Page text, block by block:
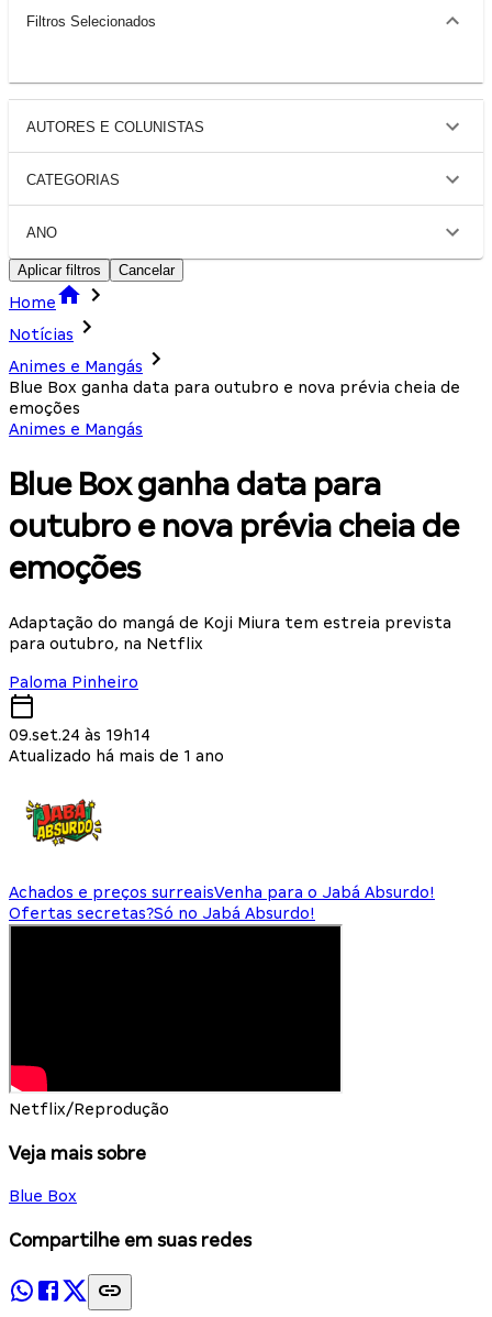
Filtros Selecionados
AUTORES E COLUNISTAS
CATEGORIAS
ANO
Aplicar filtros Cancelar
Home
Notícias
Animes e Mangás
Blue Box ganha data para outubro e nova prévia cheia de
emoções
Animes e Mangás
Blue Box ganha data para
outubro e nova prévia cheia de
emoções
Adaptação do mangá de Koji Miura tem estreia prevista
para outubro, na Netflix
Paloma Pinheiro
09.set.24 às 19h14
Atualizado há mais de 1 ano
Achados e preços surreaisVenha para o Jabá Absurdo!
Ofertas secretas?Só no Jabá Absurdo!
Netflix/Reprodução
Veja mais sobre
Blue Box
Compartilhe em suas redes